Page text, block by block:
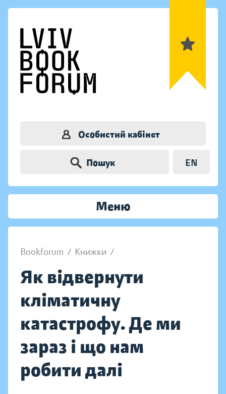
Особистий кабінет
Пошук EN
Меню
Bookforum / Книжки /
Як відвернути
кліматичну
катастрофу. Де ми
зараз і що нам
робити далі